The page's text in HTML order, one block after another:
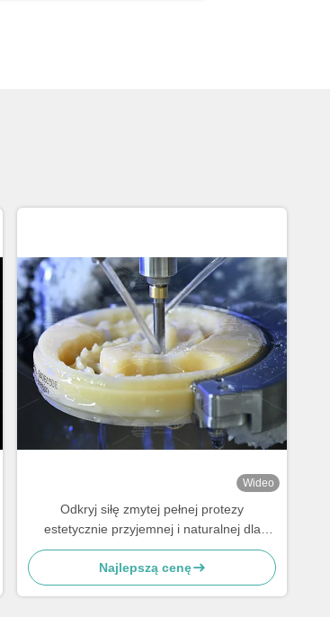
Wideo
Odkryj siłę zmytej pełnej protezy
estetycznie przyjemnej i naturalnej dla
doskonałego uśmiechu
Najlepszą cenę